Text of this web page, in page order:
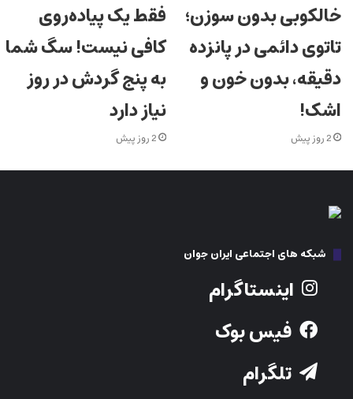
خالکوبی بدون سوزن؛
تاتوی دائمی در پانزده
دقیقه، بدون خون و
اشک!
2 روز پیش
فقط یک پیاده‌روی
کافی نیست! سگ شما
به پنج گردش در روز
نیاز دارد
2 روز پیش
شبکه های اجتماعی ایران جوان
اینستاگرام
فیس بوک
تلگرام